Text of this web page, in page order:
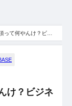
って何やんけ？ビジ
け？ビジネ